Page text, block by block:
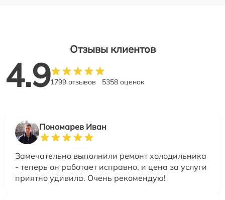
Отзывы клиентов
4.91799 отзывов 5358 оценок
Пономарев Иван
Замечательно выполнили ремонт холодильника
- теперь он работает исправно, и цена за услуги
приятно удивила. Очень рекомендую!